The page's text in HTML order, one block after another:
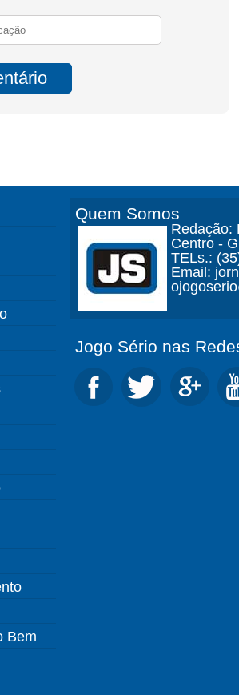
Bem
Quem Somos
Redação:
Centro -
TELs.:
Email:
Jogo Sério nas